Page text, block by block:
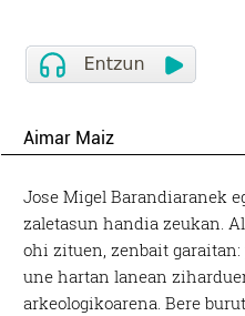
Aimar Maiz
Jose Migel Barandiaranek
zaletasun handia zeukan.
ohi zituen, zenbait
une hartan lanean
arkeologikoarena. Bere